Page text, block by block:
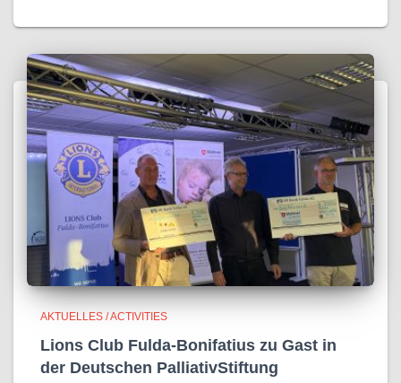
AKTUELLES / ACTIVITIES
Lions Club Fulda-Bonifatius zu Gast in
der Deutschen PalliativStiftung